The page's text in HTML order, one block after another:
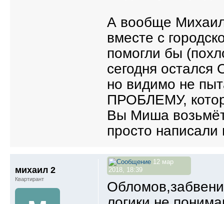
А вообще Михаил
вместе с
помогли бы
сегодня
но видимо не
ПРОБЛЕМУ,
Вы Миша
просто
12 мар
2018, 18:39
михаил 2
Квартирант